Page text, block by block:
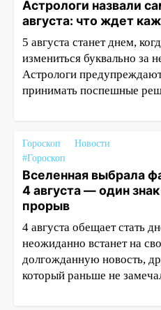
Астрологи назвали
августа: что ждет
5 августа станет днем,
измениться буквально за
Астрологи
принимать поспешные
Гороскоп
Новости
#Гороскоп
Вселенная выбрала
4 августа — один
прорыв
4 августа обещает стать
неожиданно встанет на
долгожданную новость,
который раньше не